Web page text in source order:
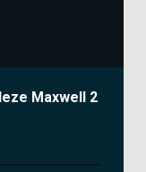
Maxwell 2